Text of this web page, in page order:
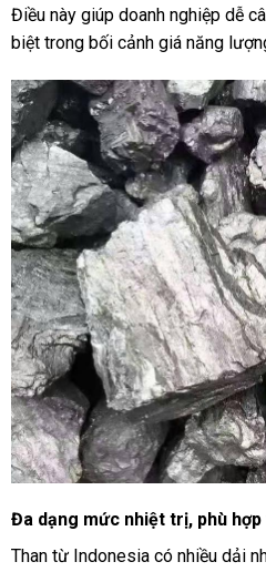
Điều này giúp doanh nghiệp dễ
biệt trong bối cảnh giá năng
Đa dạng mức nhiệt trị, phù
Than từ Indonesia có nhiều dải